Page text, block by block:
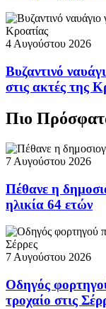
4 Αυγούστου 2026
Βυζαντινό
στις ακτές της
Πιο
7 Αυγούστου 2026
Πέθανε η
ηλικία 64 ετών
7 Αυγούστου 2026
Οδηγός
τροχαίο στις